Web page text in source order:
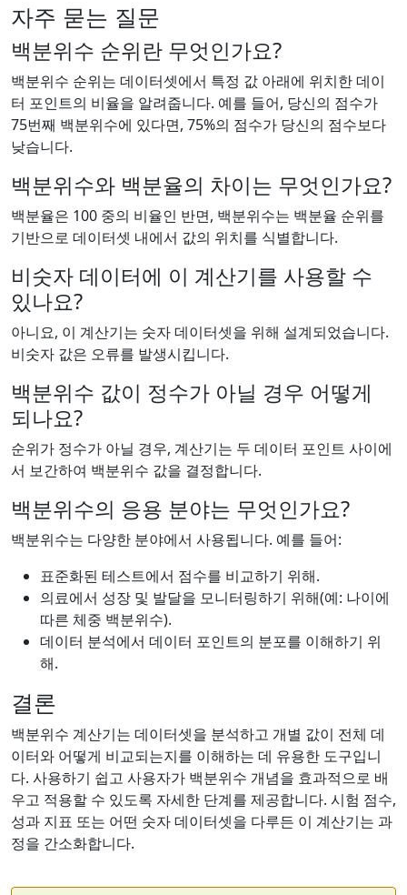
자주 묻는 질문
백분위수 순위란 무엇인가요?
백분위수 순위는 데이터셋에서 특정 값 아래에 위치한 데이
터 포인트의 비율을 알려줍니다. 예를 들어, 당신의 점수가
75번째 백분위수에 있다면, 75%의 점수가 당신의 점수보다
낮습니다.
백분위수와 백분율의 차이는 무엇인가요?
백분율은 100 중의 비율인 반면, 백분위수는 백분율 순위를
기반으로 데이터셋 내에서 값의 위치를 식별합니다.
비숫자 데이터에 이 계산기를 사용할 수
있나요?
아니요, 이 계산기는 숫자 데이터셋을 위해 설계되었습니다.
비숫자 값은 오류를 발생시킵니다.
백분위수 값이 정수가 아닐 경우 어떻게
되나요?
순위가 정수가 아닐 경우, 계산기는 두 데이터 포인트 사이에
서 보간하여 백분위수 값을 결정합니다.
백분위수의 응용 분야는 무엇인가요?
백분위수는 다양한 분야에서 사용됩니다. 예를 들어:
표준화된 테스트에서 점수를 비교하기 위해.
의료에서 성장 및 발달을 모니터링하기 위해(예: 나이에
따른 체중 백분위수).
데이터 분석에서 데이터 포인트의 분포를 이해하기 위
해.
결론
백분위수 계산기는 데이터셋을 분석하고 개별 값이 전체 데
이터와 어떻게 비교되는지를 이해하는 데 유용한 도구입니
다. 사용하기 쉽고 사용자가 백분위수 개념을 효과적으로 배
우고 적용할 수 있도록 자세한 단계를 제공합니다. 시험 점수,
성과 지표 또는 어떤 숫자 데이터셋을 다루든 이 계산기는 과
정을 간소화합니다.